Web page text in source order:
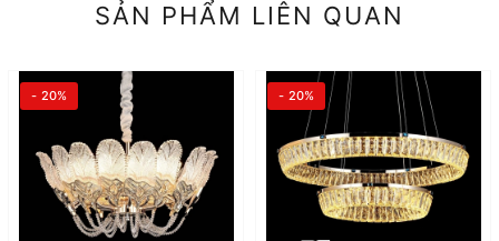
SẢN PHẨM LIÊN QUAN
- 20% - 20%